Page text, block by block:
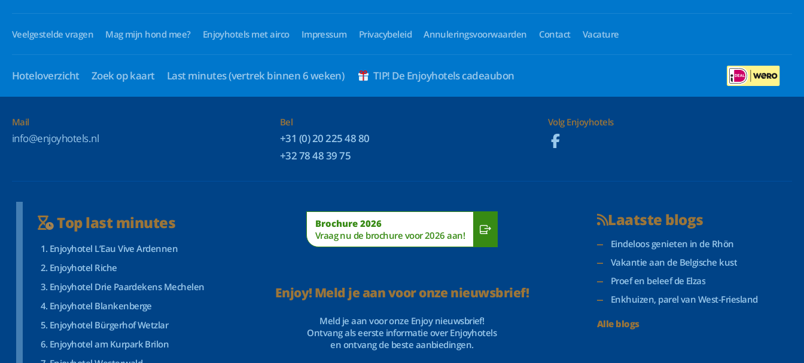
Veelgestelde vragen Mag mijn hond mee? Enjoyhotels met airco Impressum Privacybeleid Annuleringsvoorwaarden Contact Vacature
Hoteloverzicht Zoek op kaart Last minutes(vertrek binnen 6 weken) TIP! De Enjoyhotels cadeaubon
Mail
info@enjoyhotels.nl
Bel
+31 (0) 20 225 48 80
+32 78 48 39 75
Volg Enjoyhotels
Top last minutes
Enjoyhotel L’Eau Vive Ardennen
Enjoyhotel Riche
Enjoyhotel Drie Paardekens Mechelen
Enjoyhotel Blankenberge
Enjoyhotel Bürgerhof Wetzlar
Enjoyhotel am Kurpark Brilon
Brochure 2026
Vraag nu de brochure voor 2026 aan!
Enjoy! Meld je aan voor onze nieuwsbrief!
Meld je aan voor onze Enjoy nieuwsbrief!
Ontvang als eerste informatie over Enjoyhotels
en ontvang de beste aanbiedingen.
Laatste blogs
Eindeloos genieten in de Rhön
Vakantie aan de Belgische kust
Proef en beleef de Elzas
Enkhuizen, parel van West-Friesland
Alle blogs